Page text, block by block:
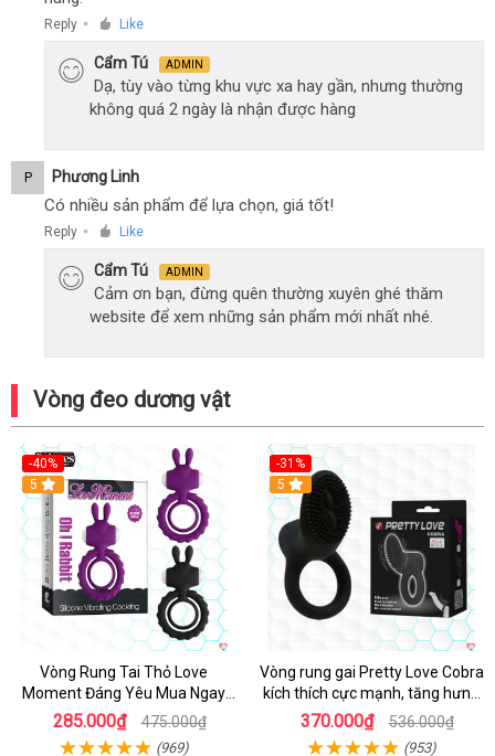
Reply ● Like
Cẩm Tú ADMIN
Dạ, tùy vào từng khu vực xa hay gần, nhưng thường
không quá 2 ngày là nhận được hàng
P Phương Linh
Có nhiều sản phẩm để lựa chọn, giá tốt!
Reply ● Like
Cẩm Tú ADMIN
Cảm ơn bạn, đừng quên thường xuyên ghé thăm
website để xem những sản phẩm mới nhất nhé.
Vòng đeo dương vật
-40%
5
Vòng Rung Tai Thỏ Love
Moment Đáng Yêu Mua Ngay
Giá Tốt
285.000₫ 475.000₫
(969)
-31%
5
Vòng rung gai Pretty Love Cobra
kích thích cực mạnh, tăng hưng
phấn
370.000₫ 536.000₫
(953)